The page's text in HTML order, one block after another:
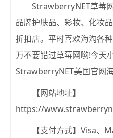
StrawberryNET草莓
品牌护肤品、彩妆、化妆
折扣店。平时喜欢海淘各
万不要错过草莓网哟!今天
StrawberryNET美国官网
【网站地址】
https://
【支付方式】Visa、